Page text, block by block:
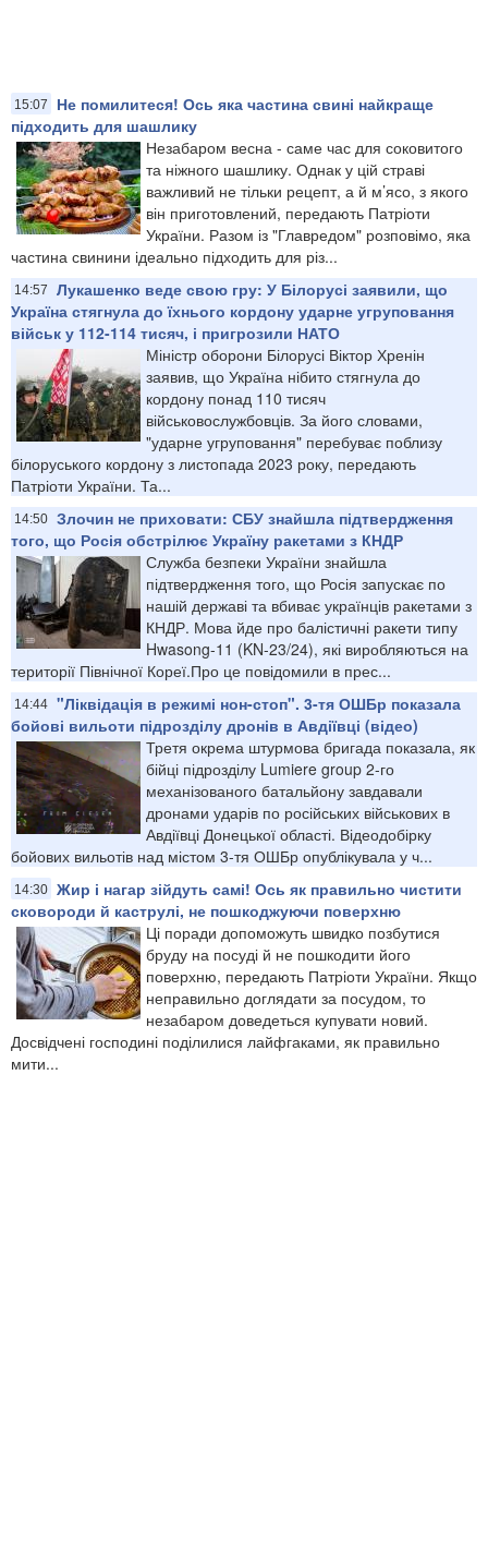
15:07
Не помилитеся! Ось яка частина свині найкраще
підходить для шашлику
Незабаром весна - саме час для соковитого
та ніжного шашлику. Однак у цій страві
важливий не тільки рецепт, а й м’ясо, з якого
він приготовлений, передають Патріоти
України. Разом із "Главредом" розповімо, яка
частина свинини ідеально підходить для різ...
14:57
Лукашенко веде свою гру: У Білорусі заявили, що
Україна стягнула до їхнього кордону ударне угруповання
військ у 112-114 тисяч, і пригрозили НАТО
Міністр оборони Білорусі Віктор Хренін
заявив, що Україна нібито стягнула до
кордону понад 110 тисяч
військовослужбовців. За його словами,
"ударне угруповання" перебуває поблизу
білоруського кордону з листопада 2023 року, передають
Патріоти України. Та...
14:50 Злочин не приховати: СБУ знайшла підтвердження
того, що Росія обстрілює Україну ракетами з КНДР
Служба безпеки України знайшла
підтвердження того, що Росія запускає по
нашій державі та вбиває українців ракетами з
КНДР. Мова йде про балістичні ракети типу
Hwasong-11 (KN-23/24), які виробляються на
території Північної Кореї.Про це повідомили в прес...
14:44 "Ліквідація в режимі нон-стоп". 3-тя ОШБр показала
бойові вильоти підрозділу дронів в Авдіївці (відео)
Третя окрема штурмова бригада показала, як
бійці підрозділу Lumiere group 2-го
механізованого батальйону завдавали
дронами ударів по російських військових в
Авдіївці Донецької області. Відеодобірку
бойових вильотів над містом 3-тя ОШБр опублікувала у ч...
14:30 Жир і нагар зійдуть самі! Ось як правильно чистити
сковороди й каструлі, не пошкоджуючи поверхню
Ці поради допоможуть швидко позбутися
бруду на посуді й не пошкодити його
поверхню, передають Патріоти України. Якщо
неправильно доглядати за посудом, то
незабаром доведеться купувати новий.
Досвідчені господині поділилися лайфгаками, як правильно
мити...